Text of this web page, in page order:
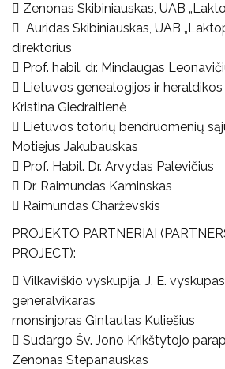
 Zenonas Skibiniauskas, UAB
 Auridas Skibiniauskas, UAB
direktorius
 Prof. habil. dr. Mindaugas
 Lietuvos genealogijos ir
Kristina Giedraitienė
 Lietuvos totorių bendruomenių
Motiejus Jakubauskas
 Prof. Habil. Dr. Arvydas Palevičius
 Dr. Raimundas Kaminskas
 Raimundas Charževskis
PROJEKTO PARTNERIAI
PROJECT):
 Vilkaviškio vyskupija, J. E.
generalvikaras
monsinjoras Gintautas Kuliešius
 Sudargo Šv. Jono Krikštytojo
Zenonas Stepanauskas